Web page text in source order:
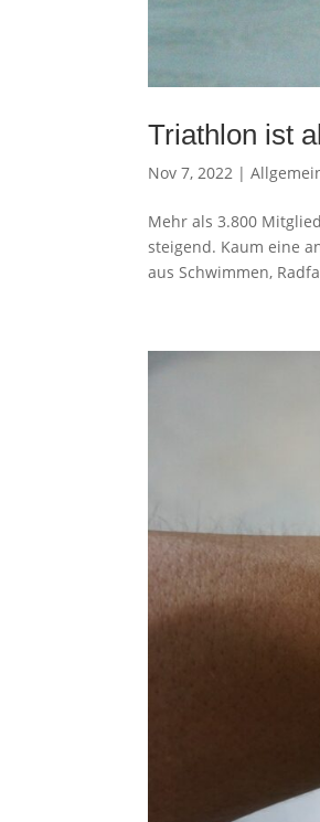
Triathlon ist
Nov 7, 2022 |
Mehr als 3.800
steigend. Kaum eine
aus Schwimmen,